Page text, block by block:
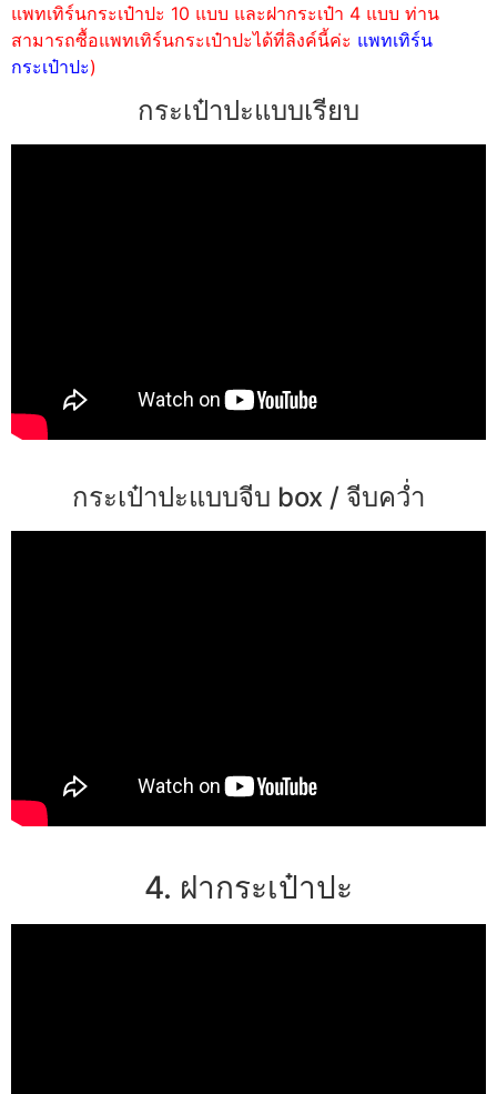
แพทเทิร์นกระเป๋าปะ 10 แบบ และฝากระเป๋า 4 แบบ ท่าน
สามารถซื้อแพทเทิร์นกระเป๋าปะได้ที่ลิงค์นี้ค่ะ แพทเทิร์น
กระเป๋าปะ)
กระเป๋าปะแบบเรียบ
กระเป๋าปะแบบจีบ box / จีบคว่ำ
4. ฝากระเป๋าปะ